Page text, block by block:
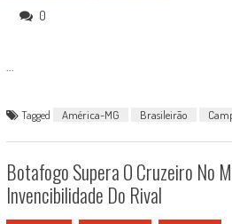
0
...
Tagged América-MG Brasileirão
Botafogo Supera O Cruzeiro No
Invencibilidade Do Rival